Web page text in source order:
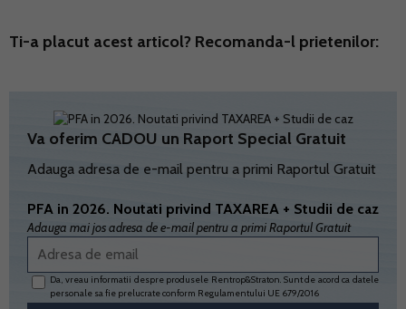
Ti-a placut acest articol? Recomanda-l prietenilor:
Va oferim CADOU un Raport Special Gratuit
Adauga adresa de e-mail pentru a primi Raportul Gratuit
PFA in 2026. Noutati privind TAXAREA + Studii de caz
Adauga mai jos adresa de e-mail pentru a primi Raportul Gratuit
Da, vreau informatii despre produsele Rentrop&Straton. Sunt de acord ca datele
personale sa fie prelucrate conform Regulamentului UE 679/2016